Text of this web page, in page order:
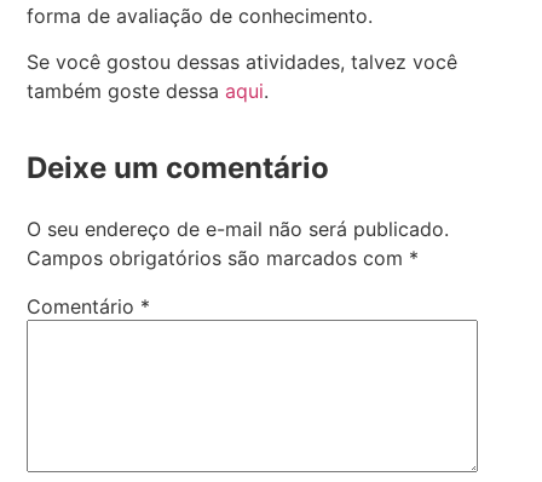
forma de avaliação de conhecimento.
Se você gostou dessas atividades, talvez você
também goste dessaaqui.
Deixe um comentário
O seu endereço de e-mail não será publicado.
Campos obrigatórios são marcados com *
Comentário *